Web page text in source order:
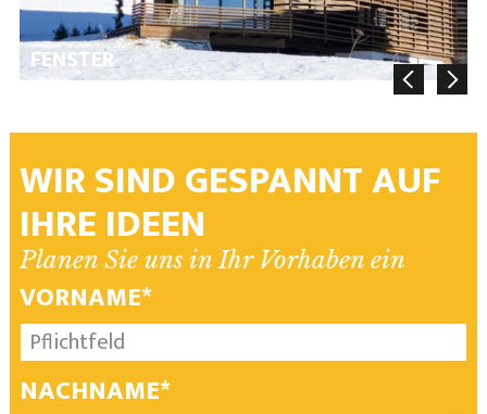
FENSTER
WIR SIND GESPANNT AUF
IHRE IDEEN
Planen Sie uns in Ihr Vorhaben ein
VORNAME*
NACHNAME*